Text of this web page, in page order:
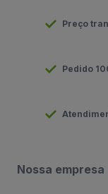
Preço
Pedido
Nossa empresa